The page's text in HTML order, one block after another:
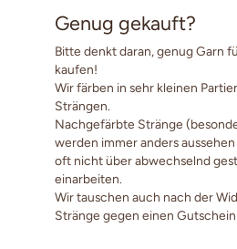
Genug gekauft?
Bitte denkt daran, genug Garn
kaufen!
Wir färben in sehr kleinen
Strängen.
Nachgefärbte Stränge
werden immer anders
oft nicht über abwechselnd
einarbeiten.
Wir tauschen auch nach der
Stränge gegen einen